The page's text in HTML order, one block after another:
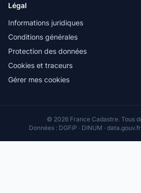
Légal
Informations juridiques
Conditions générales
Protection des données
Cookies et traceurs
Gérer mes cookies
© 2026 France Cadastre. Tous
Données : DGFiP · DINUM ·